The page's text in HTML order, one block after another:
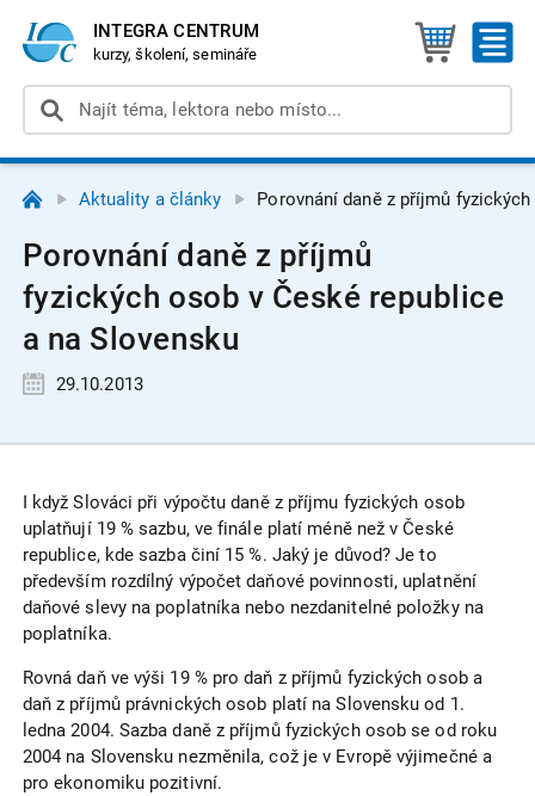
INTEGRA CENTRUM
kurzy, školení, semináře
Aktuality a články Porovnání daně z příjmů
Porovnání daně z příjmů
fyzických osob v České republice
a na Slovensku
29.10.2013
I když Slováci při výpočtu daně z příjmu fyzických osob
uplatňují 19 % sazbu, ve finále platí méně než v České
republice, kde sazba činí 15 %. Jaký je důvod? Je to
především rozdílný výpočet daňové povinnosti, uplatnění
daňové slevy na poplatníka nebo nezdanitelné položky na
poplatníka.
Rovná daň ve výši 19 % pro daň z příjmů fyzických osob a
daň z příjmů právnických osob platí na Slovensku od 1.
ledna 2004. Sazba daně z příjmů fyzických osob se od roku
2004 na Slovensku nezměnila, což je v Evropě výjimečné a
pro ekonomiku pozitivní.